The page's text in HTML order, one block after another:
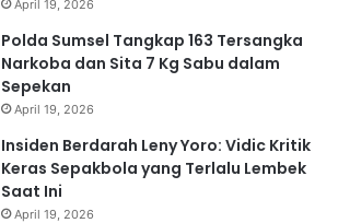
April 19, 2026
Polda Sumsel Tangkap 163 Tersangka
Narkoba dan Sita 7 Kg Sabu dalam
Sepekan
April 19, 2026
Insiden Berdarah Leny Yoro: Vidic Kritik
Keras Sepakbola yang Terlalu Lembek
Saat Ini
April 19, 2026